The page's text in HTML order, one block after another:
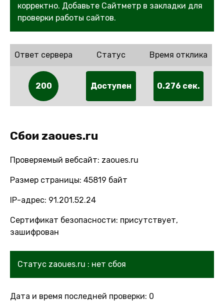
корректно. Добавьте Сайтметр в закладки для
проверки работы сайтов.
Ответ сервера
200
Статус
Доступен
Время отклика
0.276 сек.
Сбои zaoues.ru
Проверяемый вебсайт: zaoues.ru
Размер страницы: 45819 байт
IP-адрес: 91.201.52.24
Сертификат безопасности: присутствует,
зашифрован
Статус zaoues.ru : нет сбоя
Дата и время последней проверки: 0